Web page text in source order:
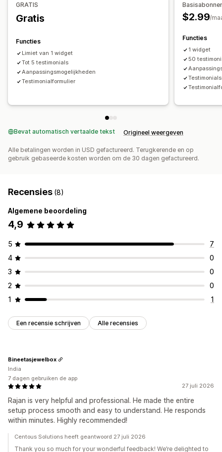
GRATIS
Gratis
Functies
Limiet van 1 widget
Tot 5 testimonials
Aanpassingsmogelijkheden
Testimonialformulier
$2.99/
Functies
1 widget
50
Bevat automatisch vertaalde tekst Origineel weergeven
Alle betalingen worden in USD gefactureerd. Terugkerende en op
gebruik gebaseerde kosten worden om de 30 dagen gefactureerd.
Recensies (8)
Algemene beoordeling
4,9
5
7
4
0
3
0
2
0
1
1
Een recensie schrijven Alle recensies
27 juli 2026
Rajan is very helpful and professional. He made the entire
setup process smooth and easy to understand. He responds
within minutes. Highly recommended!
Bineetasjewelbox
India
7 dagen gebruiken de app
Centous Solutions heeft geantwoord 27 juli 2026
Thank you so much for your wonderful feedback! We’re delighted to